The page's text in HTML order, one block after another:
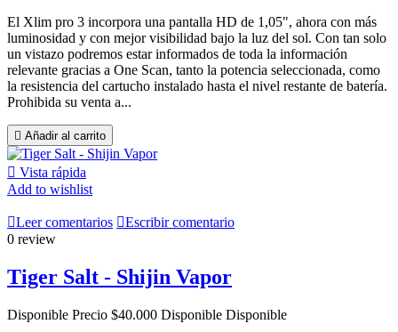
El Xlim pro 3 incorpora una pantalla HD de 1,05", ahora con más
luminosidad y con mejor visibilidad bajo la luz del sol. Con tan solo
un vistazo podremos estar informados de toda la información
relevante gracias a One Scan, tanto la potencia seleccionada, como
la resistencia del cartucho instalado hasta el nivel restante de batería.
Prohibida su venta a...
 Añadir al carrito
 Vista rápida
Add to wishlist
Leer comentarios Escribir comentario
0 review
Tiger Salt - Shijin Vapor
Disponible Precio $40.000 Disponible Disponible